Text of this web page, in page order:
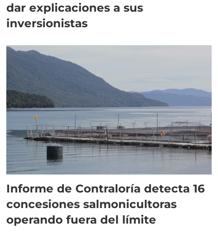
dar explicaciones a sus
inversionistas
Informe de Contraloría detecta 16
concesiones salmonicultoras
operando fuera del límite